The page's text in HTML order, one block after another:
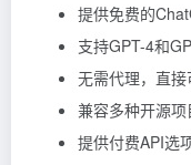
提供免费的
支持GPT-4和
无需代理，直接
兼容多种开源项
提供付费API选